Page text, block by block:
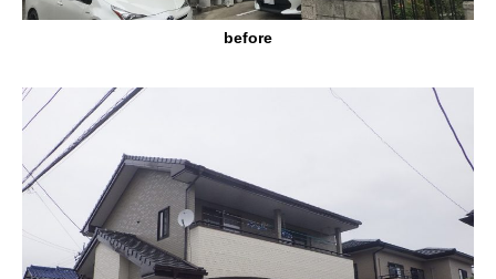
before